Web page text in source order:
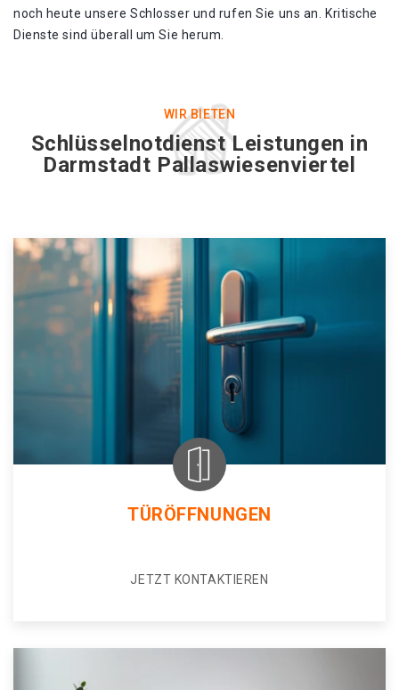
noch heute unsere Schlosser und rufen Sie uns an. Kritische
Dienste sind überall um Sie herum.
WIR BIETEN
Schlüsselnotdienst Leistungen in
Darmstadt Pallaswiesenviertel
TÜRÖFFNUNGEN
JETZT KONTAKTIEREN